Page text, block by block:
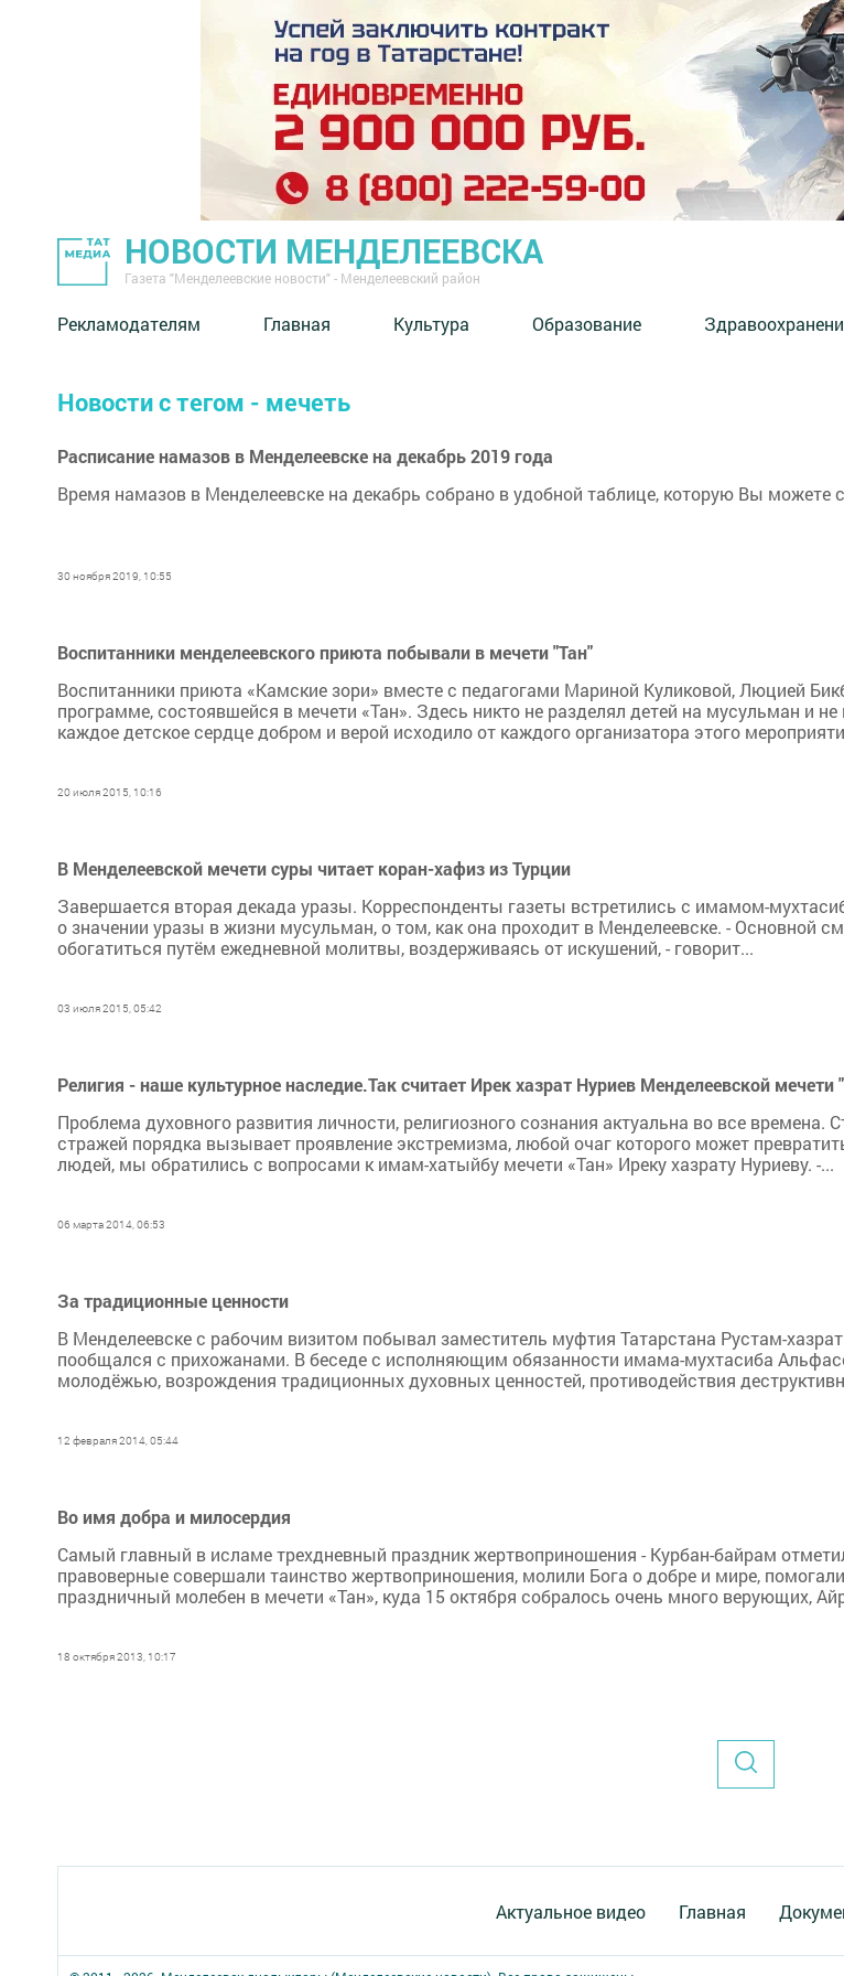
НОВОСТИ МЕНДЕЛЕЕВСКА
Газета "Менделеевские новости" - Менделеевский район
Рекламодателям Главная Культура Образование
Новости с тегом - мечеть
Расписание намазов в Менделеевске на декабрь 2019 года
Время намазов в Менделеевске на декабрь собрано в удобной таблице, которую Вы можете
30 ноября 2019, 10:55
Воспитанники менделеевского приюта побывали в мечети "Тан"
Воспитанники приюта «Камские зори» вместе с педагогами Мариной Куликовой, Люцией
программе, состоявшейся в мечети «Тан». Здесь никто не разделял детей на мусульман и
каждое детское сердце добром и верой исходило от каждого организатора этого
20 июля 2015, 10:16
В Менделеевской мечети суры читает коран-хафиз из Турции
Завершается вторая декада уразы. Корреспонденты газеты встретились с имамом-
о значении уразы в жизни мусульман, о том, как она проходит в Менделеевске. - Основной
обогатиться путём ежедневной молитвы, воздерживаясь от искушений, - говорит...
03 июля 2015, 05:42
Религия - наше культурное наследие.Так считает Ирек хазрат Нуриев Менделеевской мечети
Проблема духовного развития личности, религиозного сознания актуальна во все
стражей порядка вызывает проявление экстремизма, любой очаг которого может
людей, мы обратились с вопросами к имам-хатыйбу мечети «Тан» Иреку хазрату Нуриеву. -...
06 марта 2014, 06:53
За традиционные ценности
В Менделеевске с рабочим визитом побывал заместитель муфтия Татарстана Рустам-
пообщался с прихожанами. В беседе с исполняющим обязанности имама-мухтасиба
молодёжью, возрождения традиционных духовных ценностей, противодействия
12 февраля 2014, 05:44
Во имя добра и милосердия
Самый главный в исламе трехдневный праздник жертвоприношения - Курбан-байрам
правоверные совершали таинство жертвоприношения, молили Бога о добре и мире,
праздничный молебен в мечети «Тан», куда 15 октября собралось очень много верующих,
18 октября 2013, 10:17
Актуальное видео Главная